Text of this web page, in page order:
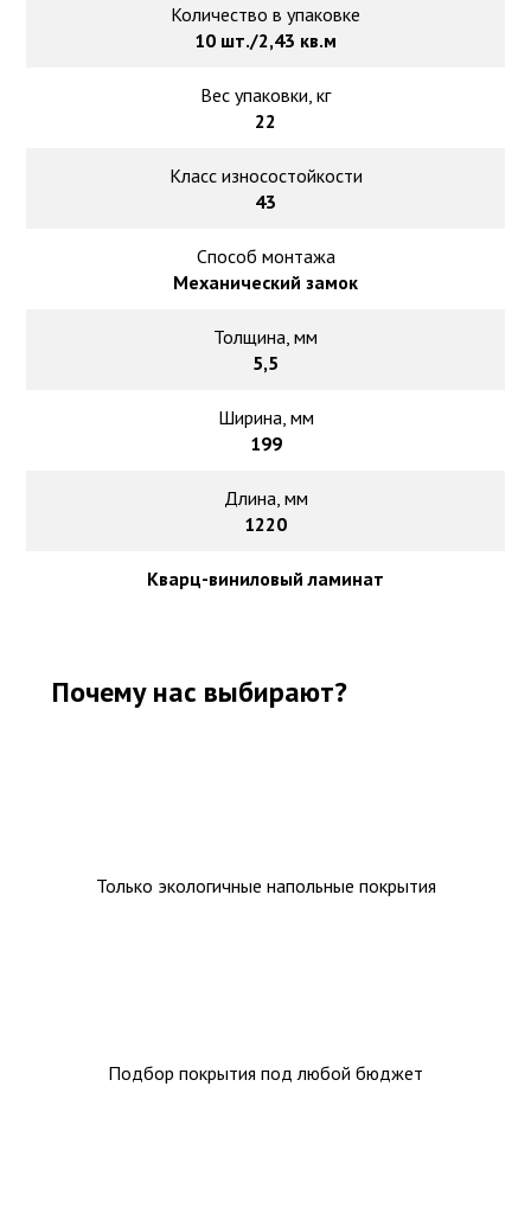
Количество в упаковке
10 шт./2,43 кв.м
Вес упаковки, кг
22
Класс износостойкости
43
Способ монтажа
Механический замок
Толщина, мм
5,5
Ширина, мм
199
Длина, мм
1220
Кварц-виниловый ламинат
Почему нас выбирают?
Только экологичные напольные покрытия
Подбор покрытия под любой бюджет